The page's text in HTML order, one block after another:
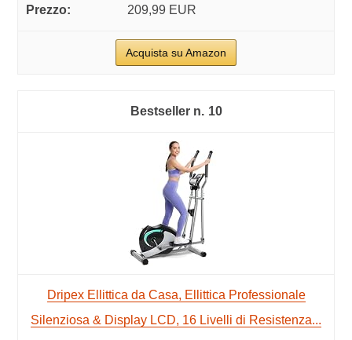
209,99 EUR
Acquista su Amazon
10
Dripex Ellittica da Casa, Ellittica Professionale
Silenziosa & Display LCD, 16 Livelli di Resistenza...